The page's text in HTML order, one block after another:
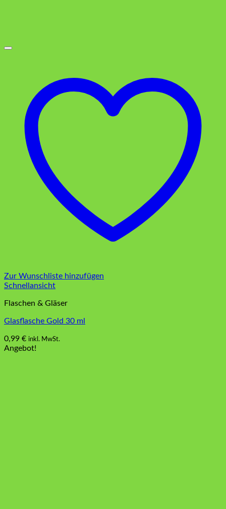
Zur Wunschliste hinzufügen
Schnellansicht
Flaschen & Gläser
Glasflasche Gold 30 ml
0,99 € inkl. MwSt.
Angebot!